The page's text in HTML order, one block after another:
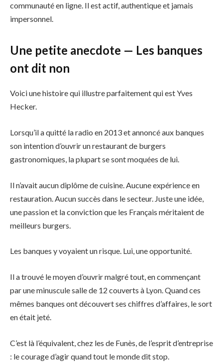
communauté en ligne. Il est actif, authentique et jamais
impersonnel.
Une petite anecdote — Les banques
ont dit non
Voici une histoire qui illustre parfaitement qui est Yves
Hecker.
Lorsqu’il a quitté la radio en 2013 et annoncé aux banques
son intention d’ouvrir un restaurant de burgers
gastronomiques, la plupart se sont moquées de lui.
Il n’avait aucun diplôme de cuisine. Aucune expérience en
restauration. Aucun succès dans le secteur. Juste une idée,
une passion et la conviction que les Français méritaient de
meilleurs burgers.
Les banques y voyaient un risque. Lui, une opportunité.
Il a trouvé le moyen d’ouvrir malgré tout, en commençant
par une minuscule salle de 12 couverts à Lyon. Quand ces
mêmes banques ont découvert ses chiffres d’affaires, le sort
en était jeté.
C’est là l’équivalent, chez les de Funès, de l’esprit d’entreprise
: le courage d’agir quand tout le monde dit stop.